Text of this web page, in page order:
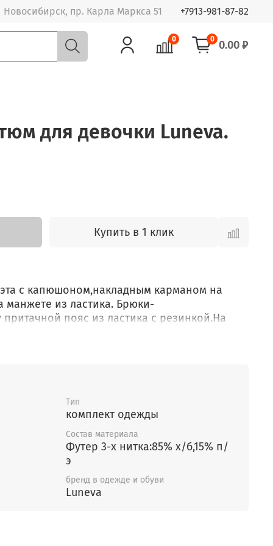
Новосибирск, пр. Карла Маркса 51 +7913-981-87-82
0 0 0.00 ₽
для девочки Luneva.
Купить в 1 клик
с капюшоном,накладным карманом на
манжете из ластика. Брюки-
пояс из ластика с резинкой.На
Тип
комплект одежды
Состав материала
Футер 3-х нитка:85% х/б,15% п/
э
бренд в одежде и обуви
Luneva